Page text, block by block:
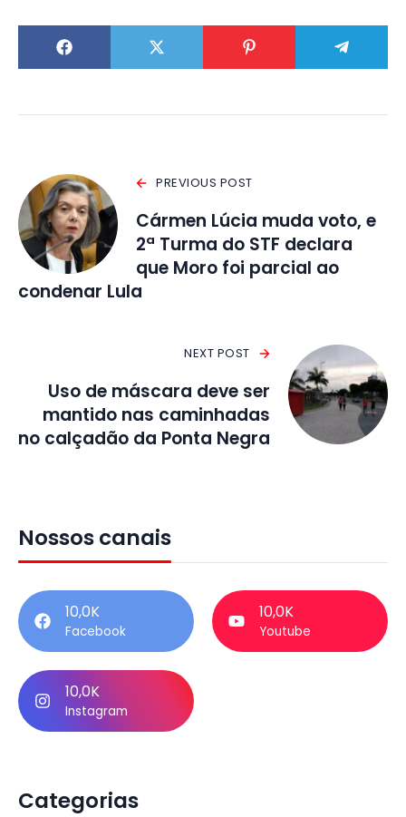
PREVIOUS POST
Cármen Lúcia muda voto, e
2ª Turma do STF declara
que Moro foi parcial ao
condenar Lula
NEXT POST
Uso de máscara deve ser
mantido nas caminhadas
no calçadão da Ponta Negra
Nossos canais
10,0K
Facebook
10,0K
Youtube
10,0K
Instagram
Categorias